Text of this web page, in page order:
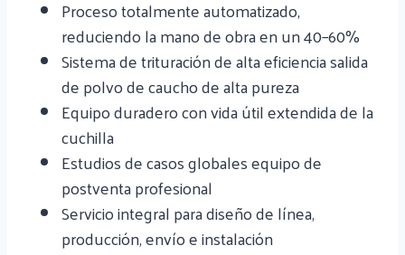
Proceso totalmente automatizado,
reduciendo la mano de obra en un 40–60%
Sistema de trituración de alta eficiencia salida
de polvo de caucho de alta pureza
Equipo duradero con vida útil extendida de la
cuchilla
Estudios de casos globales equipo de
postventa profesional
Servicio integral para diseño de línea,
producción, envío e instalación